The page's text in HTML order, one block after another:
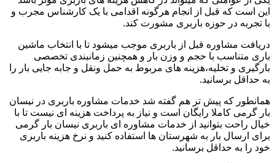
این است که قبل از انجام هرگونه اقدامی با یک کارشناس مجرب و
با تجربه در حوزه باربری مشورت کند.
دریافت مشاوره قبل از باربری موجب میشود تا با انتخاب ماشین
باری متناسب با حجم و وزن بار و همچنین زمانبندی تخصصی
بارگیری و تخلیه،هزینه های مربوط به حمل ونقل و جابه جایی بار را
به حداقل برسانید.
همانطور که پیش تر هم گفته شد خدمات مشاوره باربری در نیسان
بار گرمی کاملا رایگان است و نیاز به پرداخت هزینه ای نیست تا با
خیال راحت بتوانید از خدمات مشاوره ای باربری نیسان بار گرمی
برای ارسال بار به شهرستان ها استفاده کنید و نرخ هزینه باربری
خود را به حداقل برسانید.